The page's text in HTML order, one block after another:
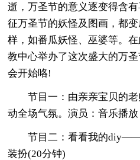
逝，万圣节的意义逐变得含
征万圣节的妖怪及图画，都
样，如番瓜妖怪、巫婆等。
教中心举办了这次盛大的万
会开始咯!
节目一：由亲亲宝贝的老
动全场气氛。演员：音乐播
节目二：看看我的diy——
装扮(20分钟)